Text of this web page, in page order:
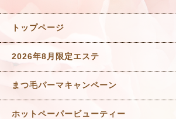
トップページ
2026年8月限定エステ
まつ毛パーマキャンペーン
ホットペーパービューティー